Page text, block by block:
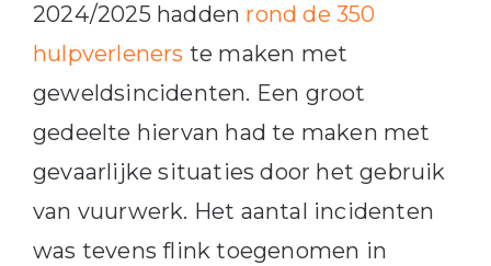
2024/2025 hadden rond de 350
hulpverleners te maken met
geweldsincidenten. Een groot
gedeelte hiervan had te maken met
gevaarlijke situaties door het gebruik
van vuurwerk. Het aantal incidenten
was tevens flink toegenomen in